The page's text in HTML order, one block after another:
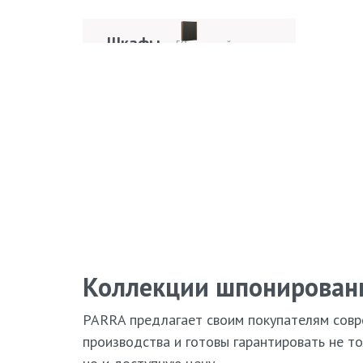
42 модели
Шкафы 59 моделей
Коллекции
PARRA предлагает своим покупателям
производства и готовы гарантировать не